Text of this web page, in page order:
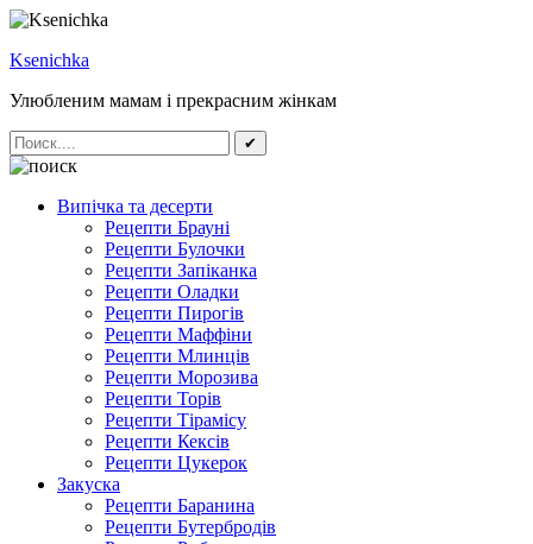
Ksenichka
Улюбленим мамам і прекрасним жінкам
✔
Випічка та десерти
Рецепти Брауні
Рецепти Булочки
Рецепти Запіканка
Рецепти Оладки
Рецепти Пирогів
Рецепти Маффіни
Рецепти Млинців
Рецепти Морозива
Рецепти Торів
Рецепти Тірамісу
Рецепти Кексів
Рецепти Цукерок
Закуска
Рецепти Баранина
Рецепти Бутербродів